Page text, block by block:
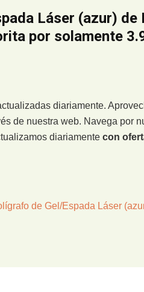
Láser (azur) de
por solamente
diariamente.
de nuestra web. Navega por
diariamente con
de Gel/Espada Láser